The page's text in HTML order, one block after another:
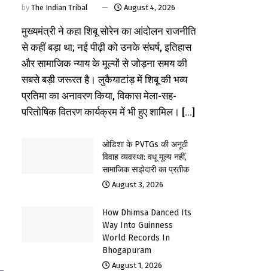
by The Indian Tribal August 4, 2026
मुख्यमंत्री ने कहा शिबू सोरेन का आंदोलन राजनीति
से कहीं बड़ा था; नई पीढ़ी को उनके संघर्ष, इतिहास
और सामाजिक न्याय के मूल्यों से जोड़ना समय की
सबसे बड़ी जरूरत है। लुकैयाटांड़ में शिबू की भव्य
प्रतिमा का अनावरण किया, विकास मेला-सह-
परितोषिक वितरण कार्यक्रम में भी हुए शामिल। [...]
ओडिशा के PVTGs की अनूठी
विवाह व्यवस्था: वधू मूल्य नहीं,
सामाजिक साझेदारी का प्रतीक
August 3, 2026
How Dhimsa Danced Its
Way Into Guinness
World Records In
Bhogapuram
August 1, 2026